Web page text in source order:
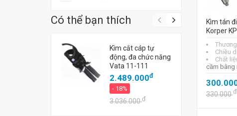
Có thể bạn thích
Kìm cắt cáp tự
động, đa chức năng
Vata 11-111
2.489.000đ
- 18%
3.036.000đ
Kìm tán
Korper
Chiều
Chất
cầm bằng
330.000đ